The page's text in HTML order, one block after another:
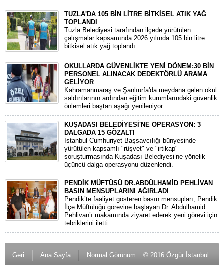
TUZLA'DA 105 BİN LİTRE BİTKİSEL ATIK YAĞ
TOPLANDI
Tuzla Belediyesi tarafından ilçede yürütülen
çalışmalar kapsamında 2026 yılında 105 bin litre
bitkisel atık yağ toplandı.
OKULLARDA GÜVENLİKTE YENİ DÖNEM:30 BİN
PERSONEL ALINACAK DEDEKTÖRLÜ ARAMA
GELİYOR
​Kahramanmaraş ve Şanlıurfa'da meydana gelen okul
saldırılarının ardından eğitim kurumlarındaki güvenlik
önlemleri baştan aşağı yenileniyor.
KUŞADASI BELEDİYESİ'NE OPERASYON: 3
DALGADA 15 GÖZALTI
​İstanbul Cumhuriyet Başsavcılığı bünyesinde
yürütülen kapsamlı "rüşvet" ve "irtikap"
soruşturmasında Kuşadası Belediyesi’ne yönelik
üçüncü dalga operasyonu düzenlendi.
PENDİK MÜFTÜSÜ DR.ABDÜLHAMİD PEHLİVAN
BASIN MENSUPLARINI AĞIRLADI
​Pendik’te faaliyet gösteren basın mensupları, Pendik
İlçe Müftülüğü görevine başlayan Dr. Abdulhamid
Pehlivan’ı makamında ziyaret ederek yeni görevi için
tebriklerini iletti.
Geri Ana Sayfa Normal Görünüm © 2016 Özgür İstanbul